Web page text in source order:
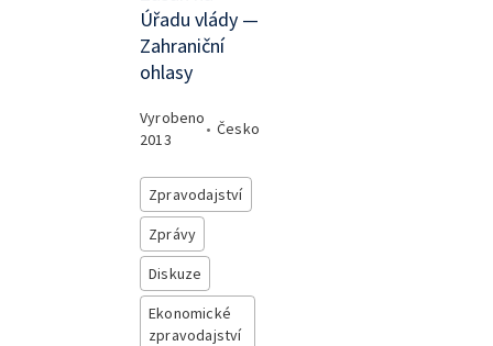
Úřadu vlády —
Zahraniční
ohlasy
Vyrobeno
2013
• Česko
Zpravodajství
Zprávy
Diskuze
Ekonomické
zpravodajství